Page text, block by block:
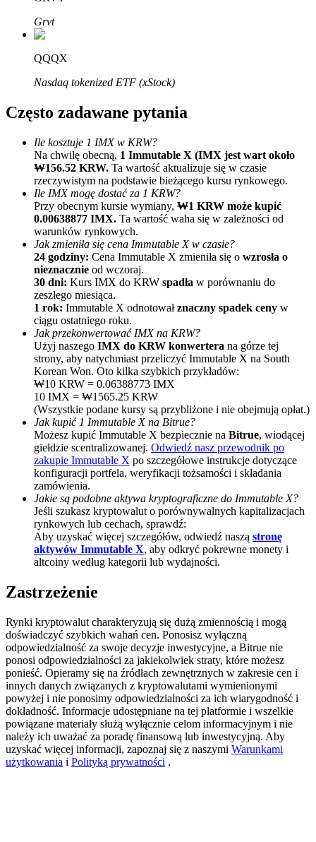
Afiliaci Bitrue
Aż do 65% prowizji!
Polecaj
Zaproś przyjaciela, aby otrzymać nagrody pieniężne
Deposit CASHCAT & Win
Deposit CASHCAT & Win
Share 500000 CASHCAT prize pool
Exclusive for BitMart Users
Precious Metals Trading Carnival
Trade Gold & Silver · 33,333 USDT Bonus
USDT New User Exclusive 10% APR
USDT Flexible Staking | Daily Rewards
Grvt
QQQX
Nasdaq tokenized ETF (xStock)
Często zadawane pytania
Ile kosztuje 1 IMX w KRW?
Na chwilę obecną, 1 Immutable X (IMX jest wart około
₩156.52 KRW. Ta wartość aktualizuje się w czasie
rzeczywistym na podstawie bieżącego kursu rynkowego.
Ile IMX mogę dostać za 1 KRW?
Przy obecnym kursie wymiany, ₩1 KRW może kupić
0.00638877 IMX. Ta wartość waha się w zależności od
warunków rynkowych.
Jak zmieniła się cena Immutable X w czasie?
24 godziny: Cena Immutable X zmieniła się o wzrosła o
nieznacznie od wczoraj.
30 dni: Kurs IMX do KRW spadła w porównaniu do
zeszłego miesiąca.
1 rok: Immutable X odnotowałznaczny spadek ceny w
ciągu ostatniego roku.
Jak przekonwertować IMX na KRW?
Użyj naszego IMX do KRW konwertera na górze tej
strony, aby natychmiast przeliczyć Immutable X na South
Korean Won. Oto kilka szybkich przykładów:
₩10 KRW = 0.06388773 IMX
10 IMX = ₩1565.25 KRW
(Wszystkie podane kursy są przybliżone i nie obejmują opłat.)
Jak kupić 1 Immutable X na Bitrue?
Możesz kupić Immutable X bezpiecznie na Bitrue, wiodącej
giełdzie scentralizowanej. Odwiedź nasz przewodnik po
zakupie Immutable X po szczegółowe instrukcje dotyczące
konfiguracji portfela, weryfikacji tożsamości i składania
zamówienia.
Jakie są podobne aktywa kryptograficzne do Immutable X?
Jeśli szukasz kryptowalut o porównywalnych kapitalizacjach
rynkowych lub cechach, sprawdź:
Aby uzyskać więcej szczegółów, odwiedź naszą stronę
aktywów Immutable X, aby odkryć pokrewne monety i
altcoiny według kategorii lub wydajności.
Zastrzeżenie
Rynki kryptowalut charakteryzują się dużą zmiennością i mogą
doświadczyć szybkich wahań cen. Ponosisz wyłączną
odpowiedzialność za swoje decyzje inwestycyjne, a Bitrue nie
ponosi odpowiedzialności za jakiekolwiek straty, które możesz
ponieść. Opieramy się na źródłach zewnętrznych w zakresie cen i
innych danych związanych z kryptowalutami wymienionymi
powyżej i nie ponosimy odpowiedzialności za ich wiarygodność i
dokładność. Informacje udostępniane na tej platformie i wszelkie
powiązane materiały służą wyłącznie celom informacyjnym i nie
należy ich uważać za poradę finansową lub inwestycyjną. Aby
uzyskać więcej informacji, zapoznaj się z naszymi Warunkami
użytkowania i Polityką prywatności .